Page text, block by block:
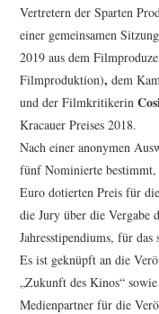
FILMKRITIK
FESTIVALPREISE
S. KRACAUER
REGULARIEN
KRACAUER PREIS
2025
2024
Vertretern der Sparten
einer gemeinsamen
2019 aus dem
Filmproduktion),dem
und der Filmkritikerin
Kracauer Preises 2018.
Nach einer anonymen
fünf Nominierte
Euro dotierten Preis für
die Jury über die Vergabe
Jahresstipendiums, für
Es ist geknüpft an die
„Zukunft des Kinos“
Medienpartner für die